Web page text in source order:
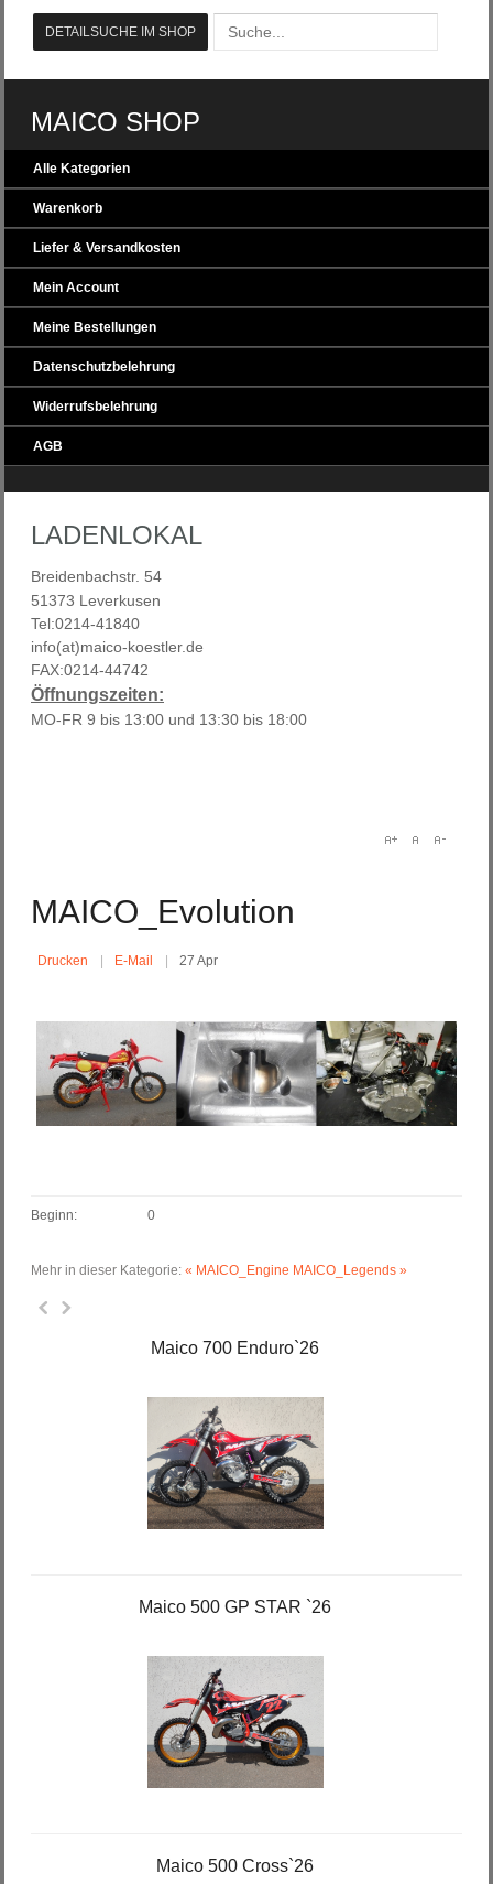
MAICO SHOP
Alle Kategorien
Warenkorb
Liefer & Versandkosten
Mein Account
Meine Bestellungen
Datenschutzbelehrung
Widerrufsbelehrung
AGB
LADENLOKAL
Breidenbachstr. 54
51373 Leverkusen
Tel:0214-41840
info(at)maico-koestler.de
FAX:0214-44742
Öffnungszeiten:
MO-FR 9 bis 13:00 und 13:30 bis 18:00
MAICO_Evolution
Drucken E-Mail 27 Apr
Beginn: 0
Mehr in dieser Kategorie: « MAICO_Engine MAICO_Legends »
Maico 700 Enduro`26
Maico 500 GP STAR `26
Maico 500 Cross`26